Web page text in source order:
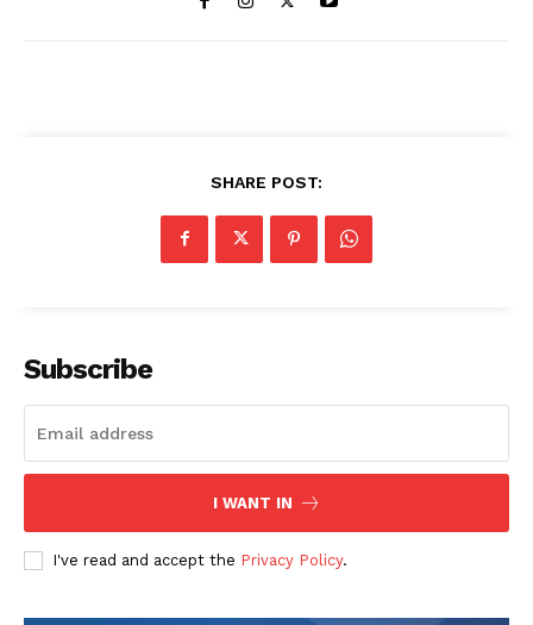
SHARE POST:
Subscribe
I WANT IN
I've read and accept the Privacy Policy.